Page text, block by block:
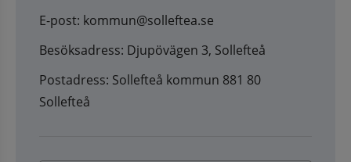
E-post: kommun@solleftea.se
Besöksadress: Djupövägen 3, Sollefteå
Postadress: Sollefteå kommun 881 80
Sollefteå